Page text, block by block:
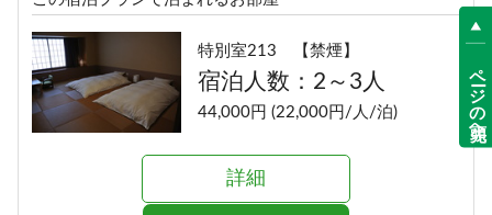
特別室213 【禁煙】
宿泊人数：2～3人
44,000円 (22,000円/人/泊)
詳細
ページの先頭へ